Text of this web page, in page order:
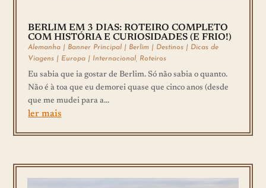
BERLIM EM 3 DIAS: ROTEIRO COMPLETO
COM HISTÓRIA E CURIOSIDADES (E FRIO!)
Alemanha | Banner Principal | Berlim | Destinos | Dicas de
Viagens | Europa | Internacional, Roteiros
Eu sabia que ia gostar de Berlim. Só não sabia o quanto.
Não é à toa que eu demorei quase que cinco anos (desde
que me mudei para a...
ler mais